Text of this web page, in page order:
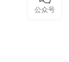
公众号